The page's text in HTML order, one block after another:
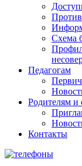
Схема
Педагогам
Родителям
Контакты